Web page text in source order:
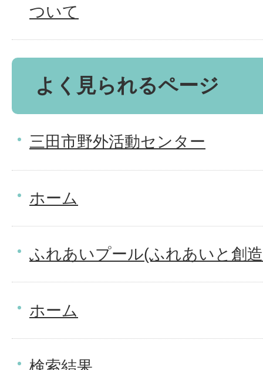
ついて
よく見られるページ
三田市野外活動センター
ホーム
ふれあいプール(ふれあいと創
ホーム
検索結果